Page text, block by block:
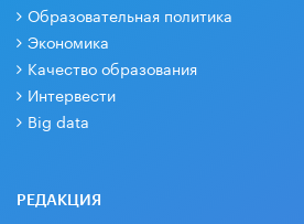
Образовательная политика
Экономика
Качество образования
Интервести
Big data
РЕДАКЦИЯ